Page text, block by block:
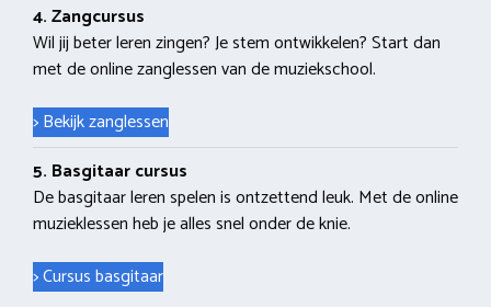
4. Zangcursus
Wil jij beter leren zingen? Je stem ontwikkelen? Start dan
met de online zanglessen van de muziekschool.
> Bekijk zanglessen
5. Basgitaar cursus
De basgitaar leren spelen is ontzettend leuk. Met de online
muzieklessen heb je alles snel onder de knie.
> Cursus basgitaar